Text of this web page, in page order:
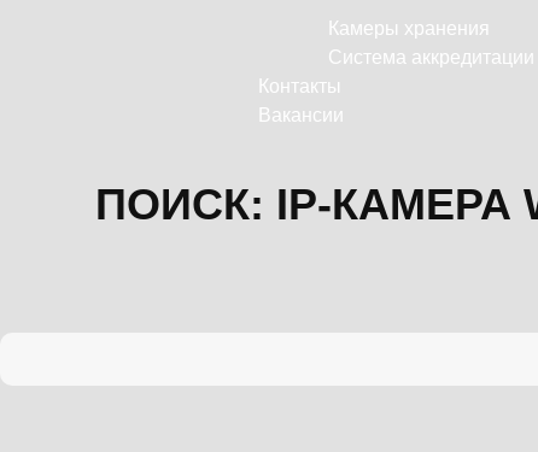
Камеры хранения
Система аккредитации
Контакты
Вакансии
ПОИСК: IP-КАМЕРА